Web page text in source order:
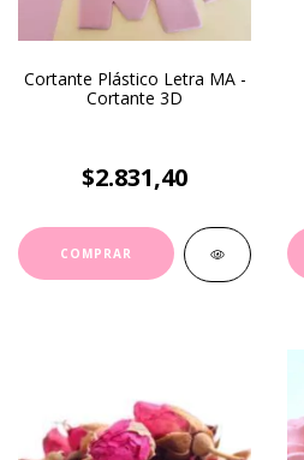
Cortante Plástico Letra MA -
Cortante 3D
$2.831,40